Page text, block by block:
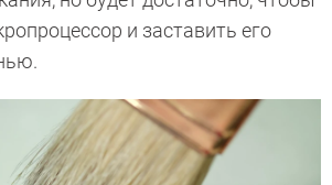
и заставить его